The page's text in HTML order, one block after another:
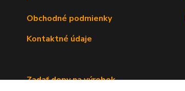
Obchodné podmienky
Kontaktné údaje
Zadať dopy na výrobok